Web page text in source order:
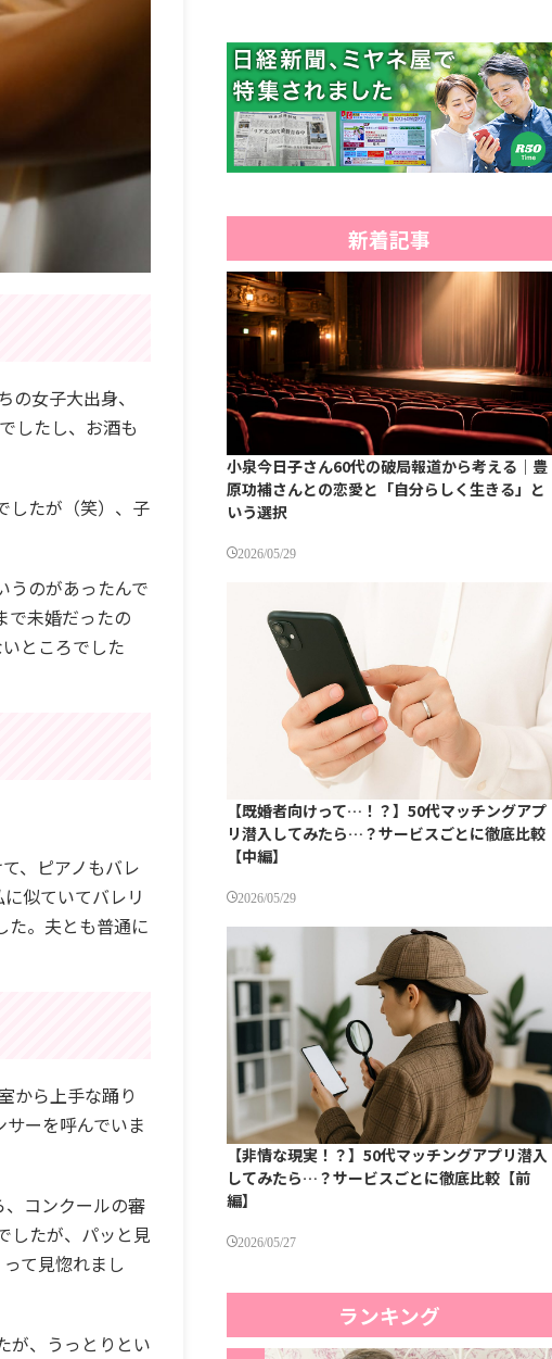
女子大出身、
したし、お酒も
したが（笑）、子
うのがあったんで
で未婚だったの
ところでした
、ピアノもバレ
似ていてバレリ
た。夫とも普通に
から上手な踊り
ーを呼んでいま
コンクールの審
したが、パッと見
て見惚れまし
が、うっとりとい
新着記事
小泉今日子さん60代の破局報道から考える｜豊
原功補さんとの恋愛と「自分らしく生きる」と
いう選択
2026/05/29
【既婚者向けって…！？】50代マッチングアプ
リ潜入してみたら…？サービスごとに徹底比較
【中編】
2026/05/29
【非情な現実！？】50代マッチングアプリ潜入
してみたら…？サービスごとに徹底比較【前
編】
2026/05/27
ランキング